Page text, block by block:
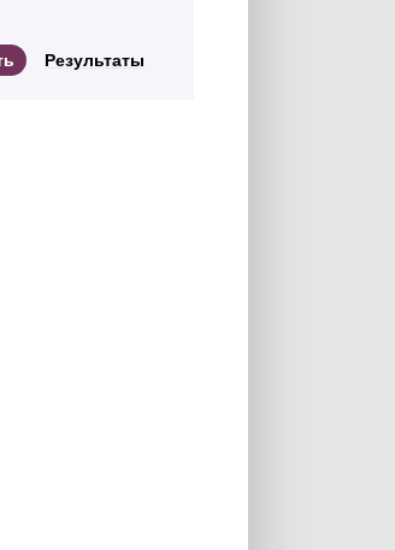
Результаты